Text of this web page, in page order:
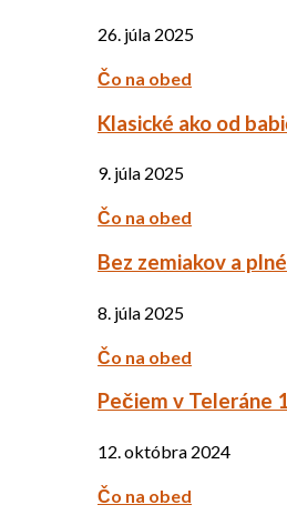
26. júla 2025
Čo na obed
Klasické ako od
9. júla 2025
Čo na obed
Bez zemiakov a
8. júla 2025
Čo na obed
Pečiem v Teleráne
12. októbra 2024
Čo na obed